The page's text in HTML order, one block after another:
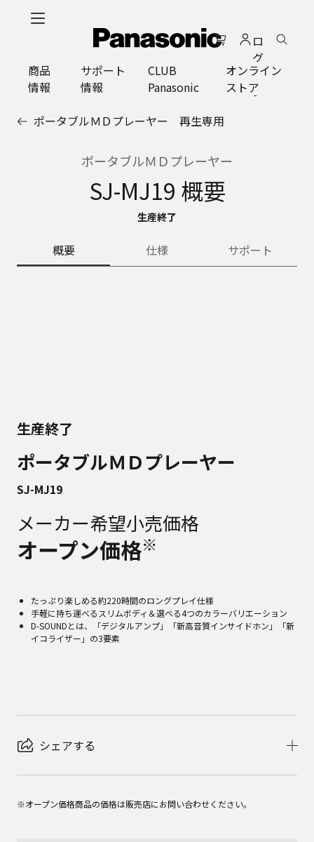
ロ
グ
イ
ン
商品
情報
サポート
情報
CLUB
Panasonic
オンライン
ストア
ポータブルＭＤプレーヤー 再生専用
ポータブルＭＤプレーヤー
SJ-MJ19 概要
生産終了
概要 仕様 サポート
生産終了
ポータブルＭＤプレーヤー
SJ-MJ19
メーカー希望小売価格
オープン価格※
たっぷり楽しめる約220時間のロングプレイ仕様
手軽に持ち運べるスリムボディ＆選べる4つのカラーバリエーション
D-SOUNDとは、「デジタルアンプ」「新高音質インサイドホン」「新
イコライザー」の3要素
シェアする
※オープン価格商品の価格は販売店にお問い合わせください。